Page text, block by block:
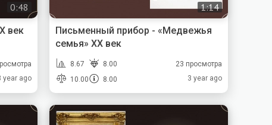
0:48
век
year ago
1:14
Письменный прибор - «Медвежья
семья» XX век
8.67
8.00
10.00
8.00
23 просмотра
3 year ago